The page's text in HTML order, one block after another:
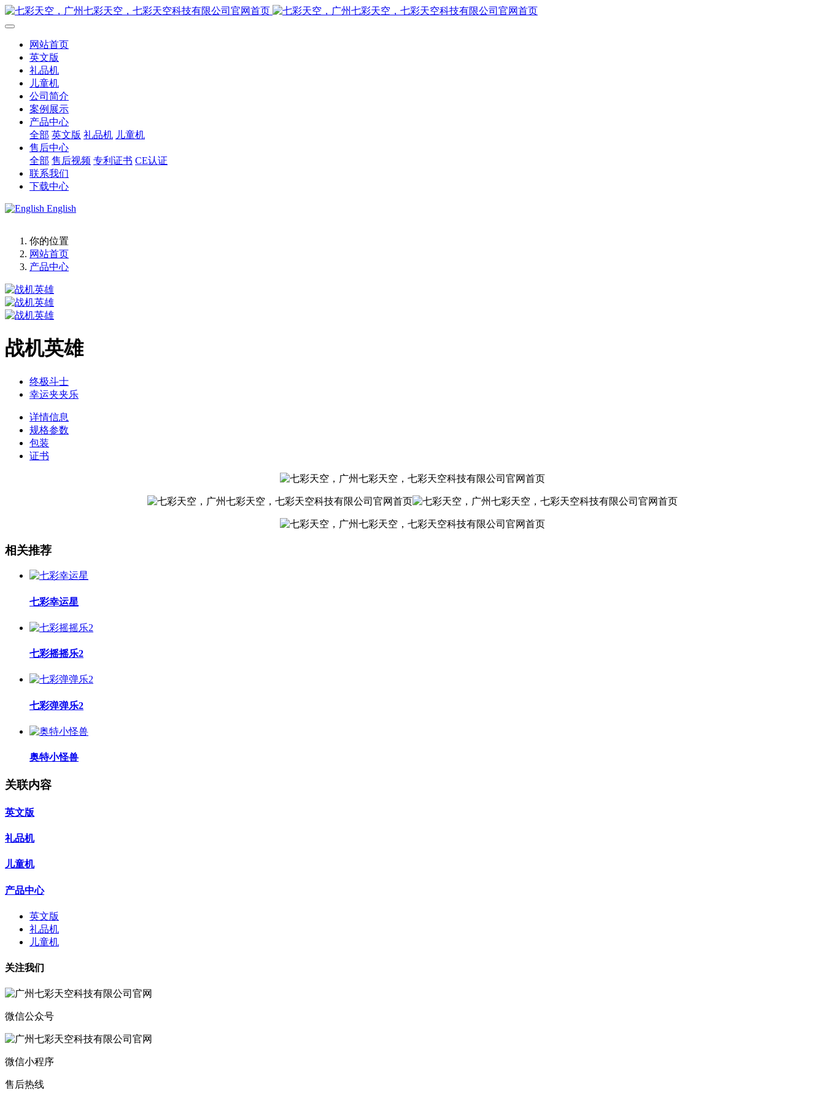
网站首页
英文版
礼品机
儿童机
公司简介
案例展示
产品中心
全部 英文版 礼品机 儿童机
售后中心
全部 售后视频 专利证书 CE认证
联系我们
下载中心
English
你的位置
网站首页
产品中心
战机英雄
终极斗士
幸运夹夹乐
详情信息
规格参数
包装
证书
相关推荐
七彩幸运星
七彩摇摇乐2
七彩弹弹乐2
奥特小怪兽
关联内容
英文版
礼品机
儿童机
产品中心
英文版
礼品机
儿童机
关注我们
微信公众号
微信小程序
售后热线